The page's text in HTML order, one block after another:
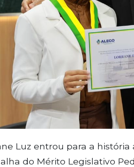
Luz entrou para a
do Mérito Legislativo